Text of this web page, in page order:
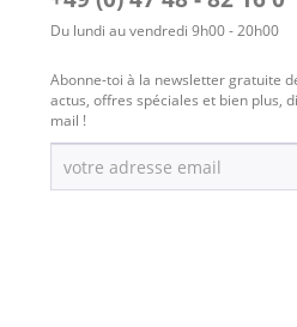
Du lundi au vendredi 9h00 - 20h00
Abonne-toi à la newsletter gratuite
actus, offres spéciales et bien plus,
mail !